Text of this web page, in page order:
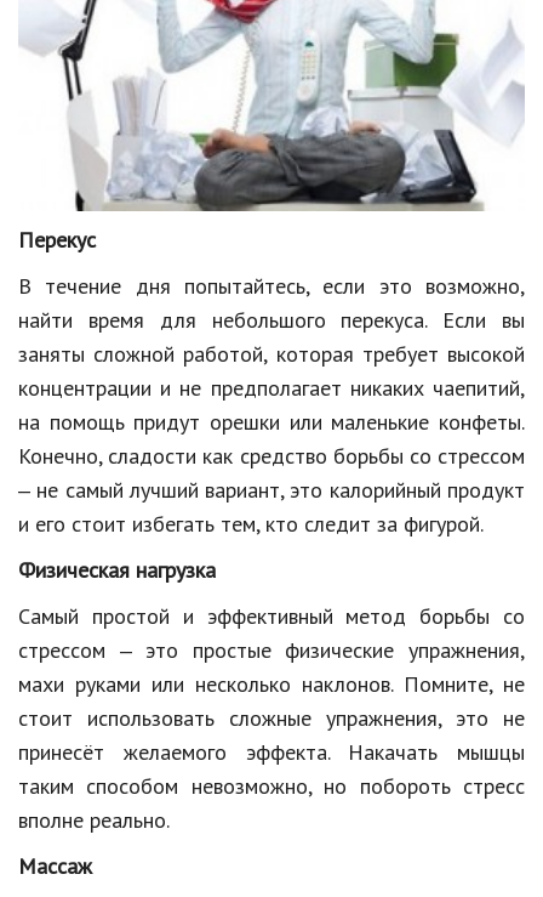
Кинематограф
Домашние животные
Семья и дети
Путешествия
Строительство
Культура и общество
Мода и стиль
Бизнес
Хобби и развлечения
Финансы
Юриспруденция
Природа
Образование
Наука и технологии
Перекус
В течение дня попытайтесь, если это возможно,
найти время для небольшого перекуса. Если вы
заняты сложной работой, которая требует высокой
концентрации и не предполагает никаких чаепитий,
на помощь придут орешки или маленькие конфеты.
Конечно, сладости как средство борьбы со стрессом
‒ не самый лучший вариант, это калорийный продукт
и его стоит избегать тем, кто следит за фигурой.
Физическая нагрузка
Самый простой и эффективный метод борьбы со
стрессом ‒ это простые физические упражнения,
махи руками или несколько наклонов. Помните, не
стоит использовать сложные упражнения, это не
принесёт желаемого эффекта. Накачать мышцы
таким способом невозможно, но побороть стресс
вполне реально.
Массаж